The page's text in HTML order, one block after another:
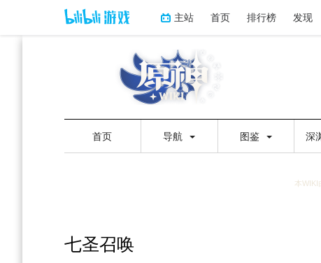
主站 首页 排行榜 发现
首页 导航 图鉴 深
本WIKI
七圣召唤